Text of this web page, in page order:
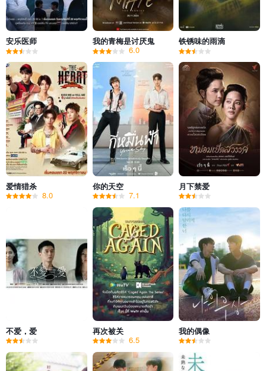
安乐医师 我的青梅是讨厌鬼
6.0
铁锈味的雨滴
爱情猎杀
8.0
你的天空
7.1
月下禁爱
不爱，爱 再次被关
6.5
我的偶像